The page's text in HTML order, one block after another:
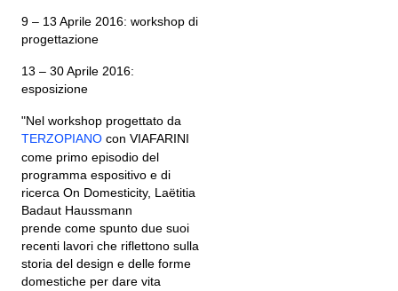
9 – 13 Aprile 2016: workshop di
progettazione
13 – 30 Aprile 2016:
esposizione
"Nel workshop progettato da
TERZOPIANO con VIAFARINI
come primo episodio del
programma espositivo e di
ricerca On Domesticity, Laëtitia
Badaut Haussmann
prende come spunto due suoi
recenti lavori che riflettono sulla
storia del design e delle forme
domestiche per dare vita